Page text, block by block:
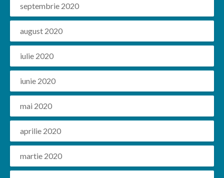
septembrie 2020
august 2020
iulie 2020
iunie 2020
mai 2020
aprilie 2020
martie 2020